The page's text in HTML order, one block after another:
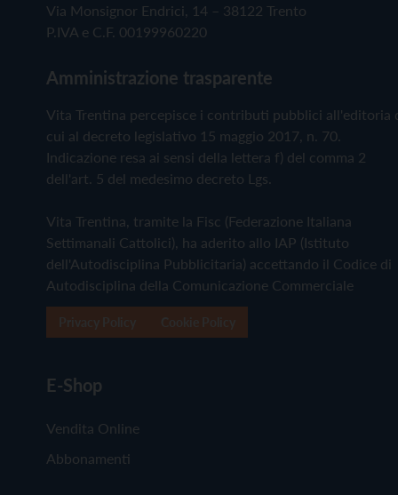
Via Monsignor Endrici, 14 – 38122 Trento
P.IVA e C.F. 00199960220
Amministrazione trasparente
Vita Trentina percepisce i contributi pubblici all'editoria
cui al decreto legislativo 15 maggio 2017, n. 70.
Indicazione resa ai sensi della lettera f) del comma 2
dell'art. 5 del medesimo decreto Lgs.
Vita Trentina, tramite la Fisc (Federazione Italiana
Settimanali Cattolici), ha aderito allo IAP (Istituto
dell'Autodisciplina Pubblicitaria) accettando il Codice di
Autodisciplina della Comunicazione Commerciale
E-Shop
Vendita Online
Abbonamenti